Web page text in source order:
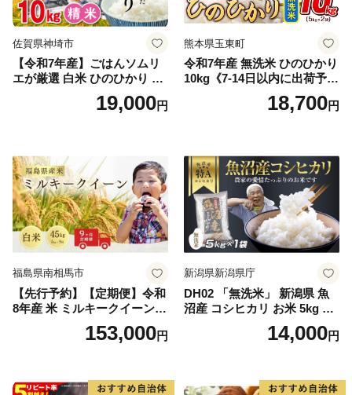
佐賀県神埼市
【令和7年産】ごはんソムリ
エが厳選 白米 ひのひかり 10
米 10kg 5kg×2 ひのひかり ブ
19,000円
熊本県玉東町
令和7年産 無洗米 ひのひかり
10kg《7-14日以内に出荷予定
(土日祝除く)》コメ 米 無洗米
令和7年産 高レビュー｜人気
18,700円
福島県南相馬市
【先行予約】【定期便】令和
8年産 米 ミルキークイーン
白米 45kg (5kg×9回) | ミルキ
ークイーン 米5kg 福島 福島
福島県 南相馬市 cu006-ae
153,000円
新潟県新潟県庁
DH02 「無洗米」 新潟県 魚
沼産 コシヒカリ お米 5kg こ
しひかり 精米 米（お米の美
味しい炊き方ガイド付き）
14,000円